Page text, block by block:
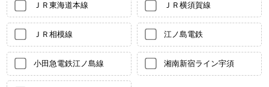
ＪＲ東海道本線 ＪＲ横須賀線
ＪＲ相模線 江ノ島電鉄
小田急電鉄江ノ島線 湘南新宿ライン宇須